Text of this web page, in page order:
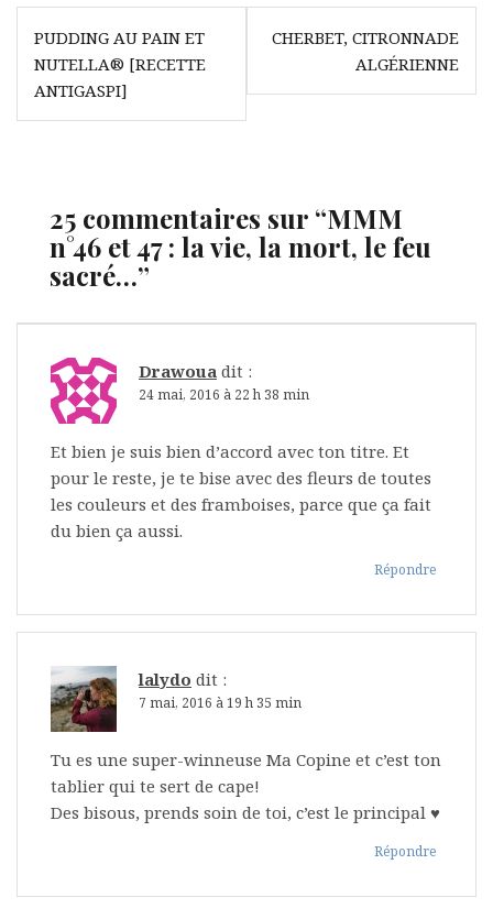
Navigation
de
l’article
PUDDING AU PAIN ET
NUTELLA® [RECETTE
ANTIGASPI]
CHERBET, CITRONNADE
ALGÉRIENNE
25 commentaires sur “MMM
n°46 et 47 : la vie, la mort, le feu
sacré…”
Drawoua dit :
24 mai, 2016 à 22 h 38 min
Et bien je suis bien d’accord avec ton titre. Et
pour le reste, je te bise avec des fleurs de toutes
les couleurs et des framboises, parce que ça fait
du bien ça aussi.
Répondre
lalydo dit :
7 mai, 2016 à 19 h 35 min
Tu es une super-winneuse Ma Copine et c’est ton
tablier qui te sert de cape!
Des bisous, prends soin de toi, c’est le principal ♥
Répondre